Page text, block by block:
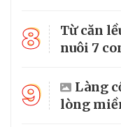
8
Từ căn
nuôi 7
9
Làng
lòng